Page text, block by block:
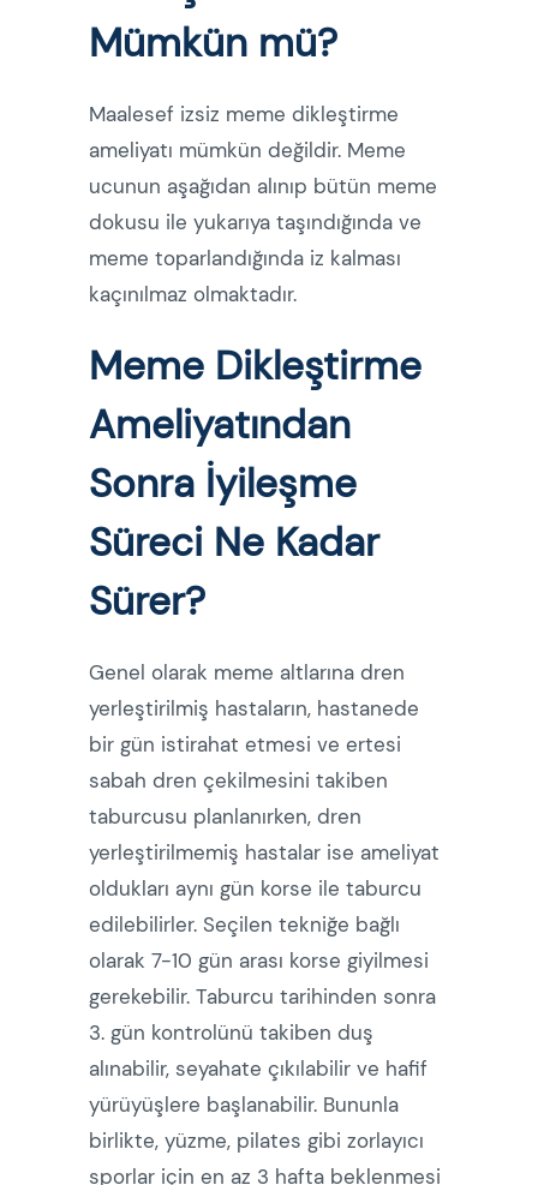
Mümkün mü?
Maalesef izsiz meme dikleştirme
ameliyatı mümkün değildir. Meme
ucunun aşağıdan alınıp bütün meme
dokusu ile yukarıya taşındığında ve
meme toparlandığında iz kalması
kaçınılmaz olmaktadır.
Meme Dikleştirme
Ameliyatından
Sonra İyileşme
Süreci Ne Kadar
Sürer?
Genel olarak meme altlarına dren
yerleştirilmiş hastaların, hastanede
bir gün istirahat etmesi ve ertesi
sabah dren çekilmesini takiben
taburcusu planlanırken, dren
yerleştirilmemiş hastalar ise ameliyat
oldukları aynı gün korse ile taburcu
edilebilirler. Seçilen tekniğe bağlı
olarak 7-10 gün arası korse giyilmesi
gerekebilir. Taburcu tarihinden sonra
3. gün kontrolünü takiben duş
alınabilir, seyahate çıkılabilir ve hafif
yürüyüşlere başlanabilir. Bununla
birlikte, yüzme, pilates gibi zorlayıcı
sporlar için en az 3 hafta beklenmesi